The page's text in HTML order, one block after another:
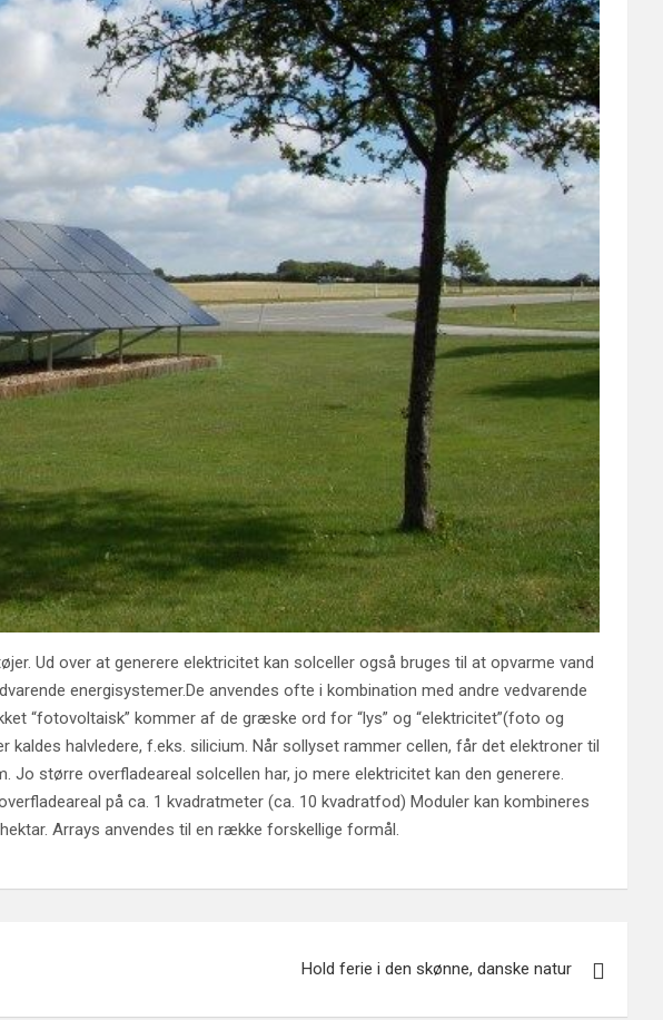
Ud over at generere elektricitet kan solceller også bruges til at opvarme vand
energisystemer.De anvendes ofte i kombination med andre vedvarende
“fotovoltaisk” kommer af de græske ord for “lys” og “elektricitet”(foto og
halvledere, f.eks. silicium. Når sollyset rammer cellen, får det elektroner til
større overfladeareal solcellen har, jo mere elektricitet kan den generere.
på ca. 1 kvadratmeter (ca. 10 kvadratfod) Moduler kan kombineres
Arrays anvendes til en række forskellige formål.
Hold ferie i den skønne, danske natur